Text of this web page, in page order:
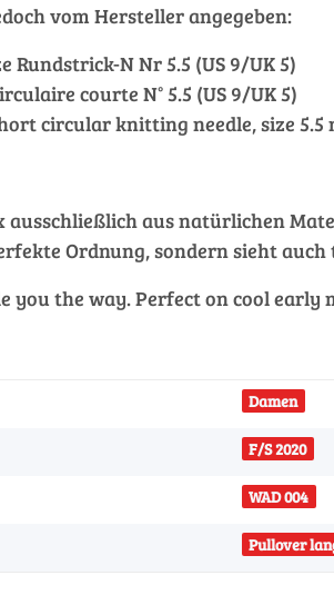
vom Hersteller angegeben:
Rundstrick-N Nr 5.5 (US 9/UK 5)
courte N° 5.5 (US 9/UK 5)
circular knitting needle, size 5.5
ausschließlich aus natürlichen
Ordnung, sondern sieht auch
you the way. Perfect on cool
Damen
F/S 2020
WAD 004
Pullover